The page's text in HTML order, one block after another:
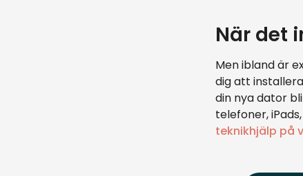
När det
Men ibland är
dig att
din nya dator
telefoner,
teknikhjälp på